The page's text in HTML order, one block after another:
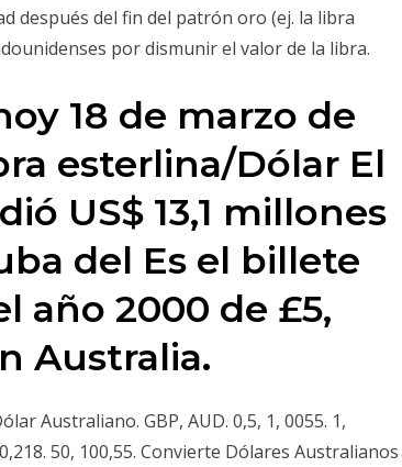
después del fin del patrón oro (ej. la libra
por dismunir el valor de la libra.
18 de marzo de
esterlina/Dólar El
US$ 13,1 millones
del Es el billete
año 2000 de £5,
Australia.
Australiano. GBP, AUD. 0,5, 1, 0055. 1,
50, 100,55. Convierte Dólares Australianos